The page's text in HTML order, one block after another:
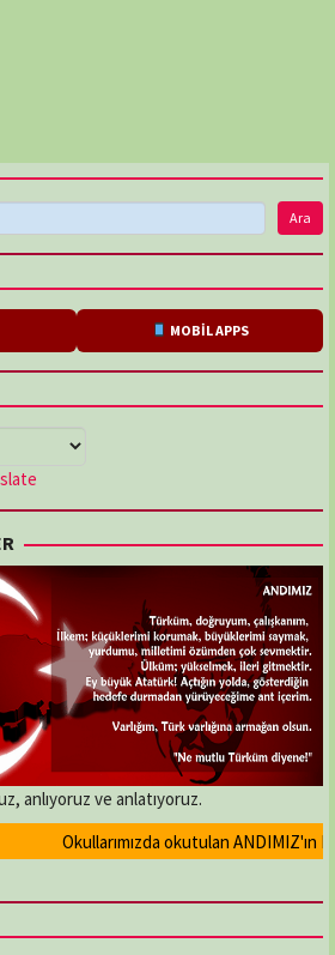
Ara
MOBİL APPS
anlıyoruz ve anlatıyoruz.
Okullarımızda okutulan ANDIMIZ'ın